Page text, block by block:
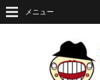
メニュー